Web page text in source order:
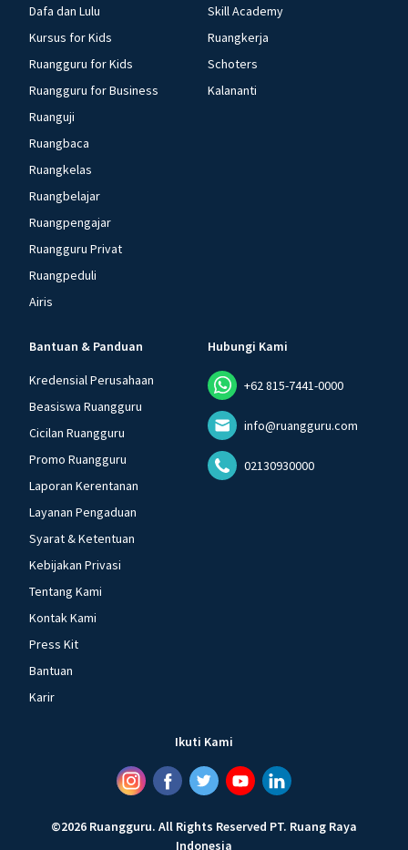
Dafa dan Lulu
Kursus for Kids
Ruangguru for Kids
Ruangguru for Business
Ruanguji
Ruangbaca
Ruangkelas
Ruangbelajar
Ruangpengajar
Ruangguru Privat
Ruangpeduli
Airis
Skill Academy
Ruangkerja
Schoters
Kalananti
Bantuan & Panduan
Kredensial Perusahaan
Beasiswa Ruangguru
Cicilan Ruangguru
Promo Ruangguru
Laporan Kerentanan
Layanan Pengaduan
Syarat & Ketentuan
Kebijakan Privasi
Tentang Kami
Kontak Kami
Press Kit
Bantuan
Karir
Hubungi Kami
+62 815-7441-0000
info@ruangguru.com
02130930000
Ikuti Kami
©2026 Ruangguru. All Rights Reserved PT. Ruang Raya
Indonesia